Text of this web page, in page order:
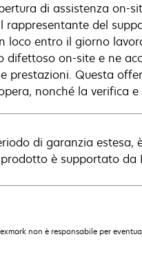
di assistenza on-
rappresentante del
loco entro il giorno
difettoso on-site e ne
prestazioni. Questa
nonché la verifica e
di garanzia estesa,
è supportato da
non è responsabile per